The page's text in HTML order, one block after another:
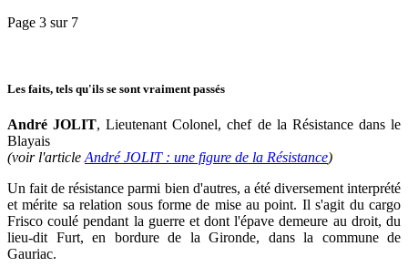
Page 3 sur 7
Les faits, tels qu'ils se sont vraiment passés
André JOLIT, Lieutenant Colonel, chef de la Résistance dans le
Blayais
(voir l'article André JOLIT : une figure de la Résistance)
Un fait de résistance parmi bien d'autres, a été diversement interprété
et mérite sa relation sous forme de mise au point. Il s'agit du cargo
Frisco coulé pendant la guerre et dont l'épave demeure au droit, du
lieu-dit Furt, en bordure de la Gironde, dans la commune de
Gauriac.